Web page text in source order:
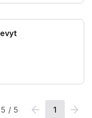
5 / 5 1